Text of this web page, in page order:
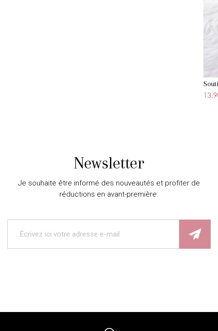
Newsletter
Je souhaite être informé des nouveautés et profiter de
réductions en avant-première.